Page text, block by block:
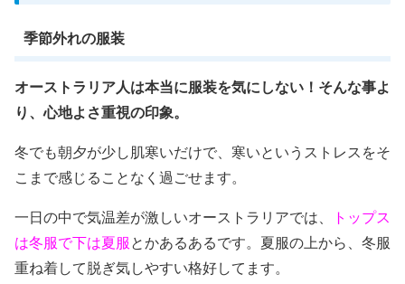
季節外れの服装
オーストラリア人は本当に服装を気にしない！そんな事よ
り、心地よさ重視の印象。
冬でも朝夕が少し肌寒いだけで、寒いというストレスをそ
こまで感じることなく過ごせます。
一日の中で気温差が激しいオーストラリアでは、
トップス
は冬服で下は夏服 とかあるあるです。夏服の上から、冬服
重ね着して脱ぎ気しやすい格好してます。